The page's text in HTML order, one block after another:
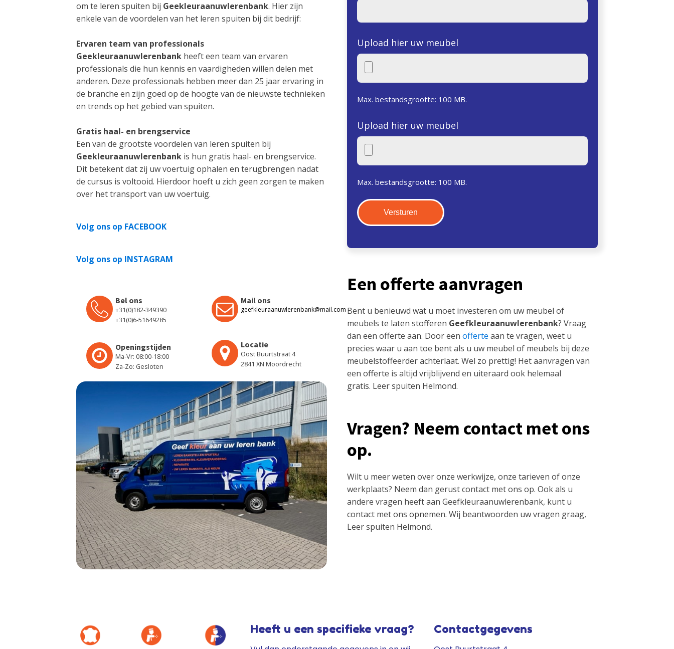
om te leren spuiten bij Geekleuraanuwlerenbank. Hier zijn
enkele van de voordelen van het leren spuiten bij dit bedrijf:
Ervaren team van professionals
Geekleuraanuwlerenbank heeft een team van ervaren
professionals die hun kennis en vaardigheden willen delen met
anderen. Deze professionals hebben meer dan 25 jaar ervaring in
de branche en zijn goed op de hoogte van de nieuwste technieken
en trends op het gebied van spuiten.
Gratis haal- en brengservice
Een van de grootste voordelen van leren spuiten bij
Geekleuraanuwlerenbank is hun gratis haal- en brengservice.
Dit betekent dat zij uw voertuig ophalen en terugbrengen nadat
de cursus is voltooid. Hierdoor hoeft u zich geen zorgen te maken
over het transport van uw voertuig.
Volg ons op FACEBOOK
Volg ons op INSTAGRAM
Bel ons
+31(0)182-349390
+31(0)6-51649285
Openingstijden
Ma-Vr: 08:00-18:00
Za-Zo: Gesloten
Mail ons
geefkleuraanuwlerenbank@mail.com
Locatie
Oost Buurtstraat 4
2841 XN Moordrecht
Upload hier uw meubel
Max. bestandsgrootte: 100 MB.
Upload hier uw meubel
Max. bestandsgrootte: 100 MB.
Een offerte aanvragen
Bent u benieuwd wat u moet investeren om uw meubel of
meubels te laten stofferen Geefkleuraanuwlerenbank? Vraag
dan een offerte aan. Door een offerte aan te vragen, weet u
precies waar u aan toe bent als u uw meubel of meubels bij deze
meubelstoffeerder achterlaat. Wel zo prettig! Het aanvragen van
een offerte is altijd vrijblijvend en uiteraard ook helemaal
gratis. Leer spuiten Helmond.
Vragen? Neem contact met ons
op.
Wilt u meer weten over onze werkwijze, onze tarieven of onze
werkplaats? Neem dan gerust contact met ons op. Ook als u
andere vragen heeft aan Geefkleuraanuwlerenbank, kunt u
contact met ons opnemen. Wij beantwoorden uw vragen graag,
Leer spuiten Helmond.
Heeft u een specifieke vraag? Contactgegevens